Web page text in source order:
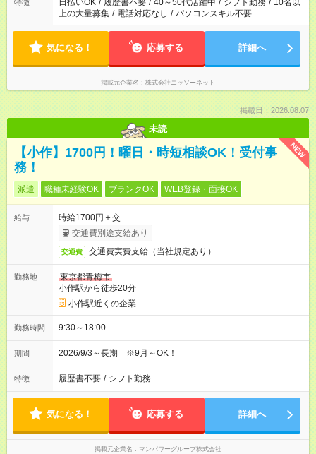
特徴 日払いOK / 履歴書不要 / 40～50代活躍中 / シフト勤務 / 10名以
上の大量募集 / 電話対応なし / パソコンスキル不要
気になる！ 応募する 詳細へ
掲載元企業名 株式会社ニッソーネット
掲載日：2026.08.07
未読
NEW
【小作】1700円！曜日・時短相談OK！受付事
務！
派遣 職種未経験OK ブランクOK WEB登録・面接OK
給与
時給1700円＋交
交通費別途支給あり
交通費 交通費実費支給（当社規定あり）
勤務地
東京都青梅市
小作駅から徒歩20分
小作駅近くの企業
勤務時間 9:30～18:00
期間 2026/9/3～長期 ※9月～OK！
特徴 履歴書不要 / シフト勤務
気になる！ 応募する 詳細へ
掲載元企業名 マンパワーグループ株式会社